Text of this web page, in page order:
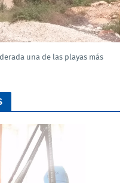
una de las playas más